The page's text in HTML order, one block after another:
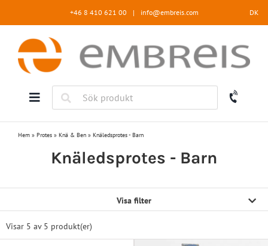
+46 8 410 621 00 | info@embreis.com DK
Hem » Protes » Knä & Ben » Knäledsprotes - Barn
Knäledsprotes - Barn
Visa filter
Visar 5 av 5 produkt(er)